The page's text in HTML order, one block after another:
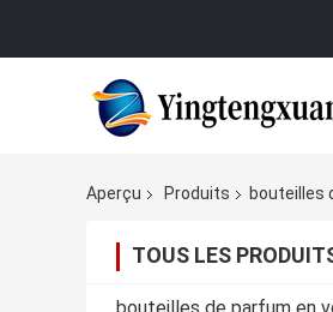
Aperçu Produits bouteilles
TOUS LES